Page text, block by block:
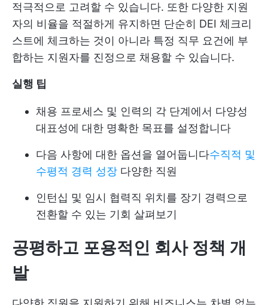
적극적으로 고려할 수 있습니다. 또한 다양한 지원
자의 비율을 적절하게 유지하면 단순히 DEI 체크리
스트에 체크하는 것이 아니라 특정 직무 요건에 부
합하는 지원자를 진정으로 채용할 수 있습니다.
실행 팁
채용 프로세스 및 인력의 각 단계에서 다양성
대표성에 대한 명확한 목표를 설정합니다
다음 사항에 대한 옵션을 열어둡니다수직적 및
수평적 경력 성장 다양한 직원
인턴십 및 임시 협력직 위치를 장기 경력으로
전환할 수 있는 기회 살펴보기
공평하고 포용적인 회사 정책 개
발